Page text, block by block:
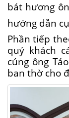
bát hương
hướng dẫn
Phần tiếp
quý khách
cúng ông
ban thờ cho